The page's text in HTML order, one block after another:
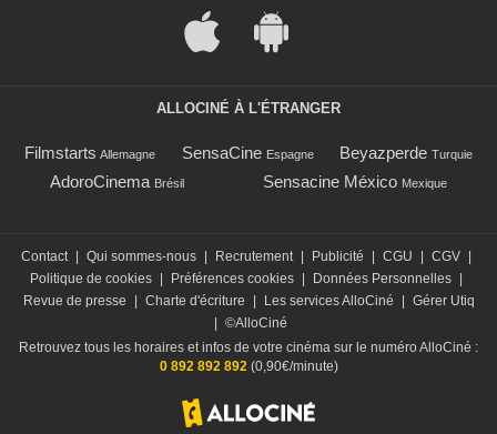
ALLOCINÉ À L'ÉTRANGER
Filmstarts Allemagne SensaCine Espagne Beyazperde Turquie
AdoroCinema Brésil Sensacine México Mexique
Contact | Qui sommes-nous | Recrutement | Publicité | CGU | CGV |
Politique de cookies | Préférences cookies | Données Personnelles |
Revue de presse
| Charte d'écriture | Les services AlloCiné | Gérer Utiq
| ©AlloCiné
Retrouvez tous les horaires et infos de votre cinéma sur le numéro AlloCiné :
0 892 892 892(0,90€/minute)